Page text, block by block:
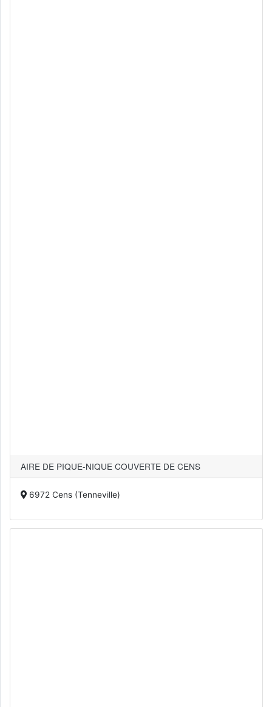
AIRE DE PIQUE-NIQUE COUVERTE DE CENS
6972 Cens (Tenneville)